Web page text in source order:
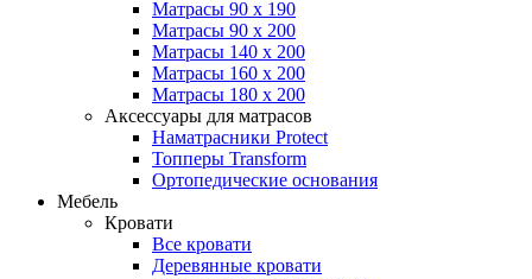
Матрасы 90 x 190
Матрасы 90 x 200
Матрасы 140 x 200
Матрасы 160 x 200
Матрасы 180 x 200
Аксессуары для матрасов
Наматрасники Protect
Топперы Transform
Ортопедические основания
Мебель
Кровати
Все кровати
Деревянные кровати